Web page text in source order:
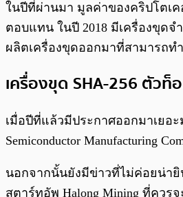
ในปีที่ผ่านมา มูลค่าของคริปโตเ
ตอบแทน ในปี 2018 มีเครื่องขุดจ
ผลิตเครื่องขุดออกมาที่สามารถท
เครื่องขุด SHA-256 ตัวท็
เมื่อปีที่แล้วมีประกาศออกมาเยอ
Semiconductor Manufacturing
นอกจากนั้นยังมีข่าวที่ไม่ค่อยน่ายิ
สตาร์ทอัพ Halong Mining ที่ควร